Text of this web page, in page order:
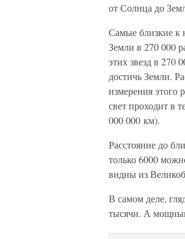
от Солнца до
Самые близкие к
Земли в 270 000
этих звезд в 270
достичь Земли.
измерения этого
свет проходит в
000 000 км).
Расстояние до
только 6000
видны из
В самом деле,
тысячи. А